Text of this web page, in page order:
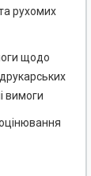
рухомих
щодо
друкарських
вимоги